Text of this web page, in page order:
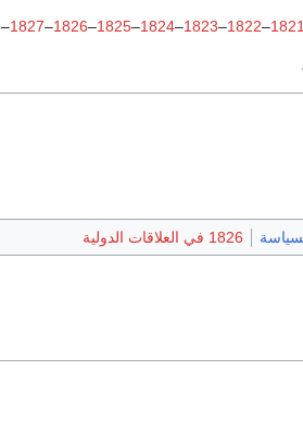
1821
–
1822
–
1823
–
1824
–
1825
–
1826
–
1827
–
1826 في العلاقات الدولية